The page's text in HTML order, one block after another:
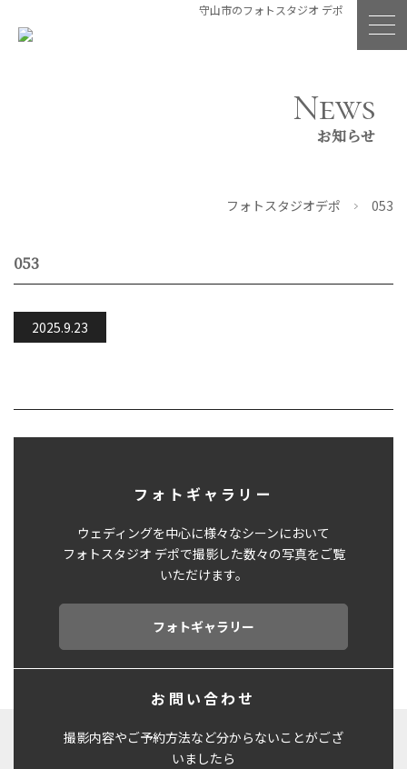
守山市のフォトスタジオ デポ
News
お知らせ
フォトスタジオデポ 053
053
2025.9.23
フォトギャラリー
ウェディングを中心に様々なシーンにおいて
フォトスタジオ デポで撮影した数々の写真をご覧
いただけます。
フォトギャラリー
お問い合わせ
撮影内容やご予約方法など分からないことがござ
いましたら